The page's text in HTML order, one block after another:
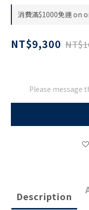
消費滿$1000免運 on
NT$9,300
Please message
Description